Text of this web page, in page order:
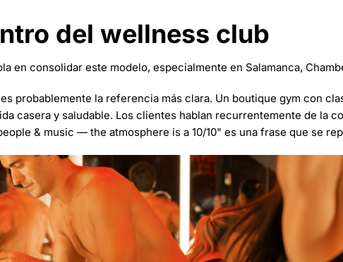
del wellness club
en consolidar este modelo, especialmente en Salamanca,
es probablemente la referencia más clara. Un boutique gym con
casera y saludable. Los clientes hablan recurrentemente de la
& music — the atmosphere is a 10/10" es una frase que se